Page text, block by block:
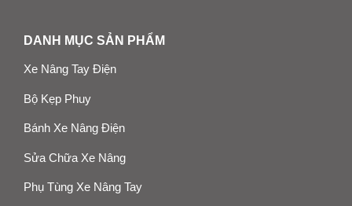
DANH MỤC SẢN PHẨM
Xe Nâng Tay Điện
Bộ Kẹp Phuy
Bánh Xe Nâng Điện
Sửa Chữa Xe Nâng
Phụ Tùng Xe Nâng Tay